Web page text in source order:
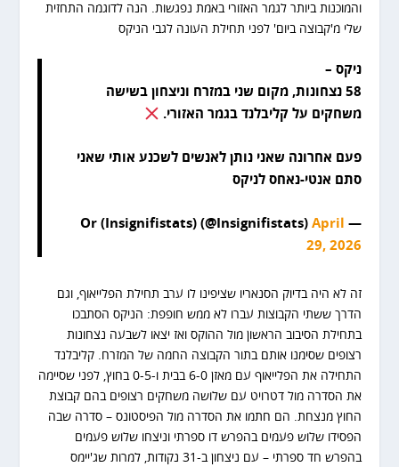
והמוכנות ביותר לגמר האזורי באמת נפגשות. הנה לדוגמה התחזית
שלי מ'קבוצה ביום' לפני תחילת העונה לגבי הניקס
ניקס –
58 נצחונות, מקום שני במזרח וניצחון בשישה
משחקים על קליבלנד בגמר האזורי.
פעם אחרונה שאני נותן לאנשים לשכנע אותי שאני
סתם אנטי-נאחס לניקס
— Or (Insignifistats) (@Insignifistats)
April
29, 2026
זה לא היה בדיוק הסנאריו שציפינו לו ערב תחילת הפלייאוף, וגם
הדרך ששתי הקבוצות עברו לא ממש חופפת: הניקס הסתבכו
בתחילת הסיבוב הראשון מול ההוקס ואז יצאו לשבעה נצחונות
רצופים שסימנו אותם בתור הקבוצה החמה של המזרח. קליבלנד
התחילה את הפלייאוף עם מאזן 6-0 בבית ו-0-5 בחוץ, לפני שסיימה
את הסדרה מול דטרויט עם שלושה משחקים רצופים בהם קבוצת
החוץ מנצחת. הם חתמו את הסדרה מול הפיסטונס – סדרה שבה
הפסידו שלוש פעמים בהפרש דו ספרתי וניצחו שלוש פעמים
בהפרש חד ספרתי – עם ניצחון ב-31 נקודות, למרות שג'יימס